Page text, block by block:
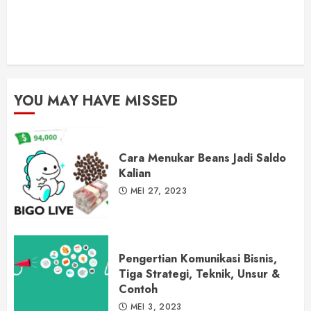
YOU MAY HAVE MISSED
Cara Menukar Beans Jadi Saldo
Kalian
MEI 27, 2023
Pengertian Komunikasi Bisnis,
Tiga Strategi, Teknik, Unsur &
Contoh
MEI 3, 2023